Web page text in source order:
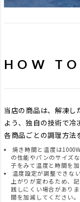
HOW
当店の商品は、解凍し
よう、独自の技術で冷
各商品ごとの調理方法
焼き時間と温度は
の性能やパンのサイズ
子をみて温度と時間を加
温度設定が調整できな
上がりが変わるため、
践しにくい場合があり
間を加減してください。